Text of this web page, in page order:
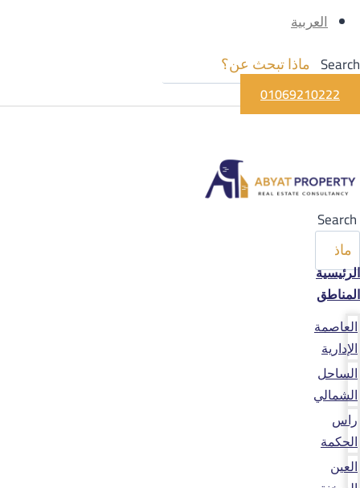
العربية
Search
01069210222
Search
الرئيسية
المناطق
العاصمة
الإدارية
الساحل
الشمالي
راس
الحكمة
العين